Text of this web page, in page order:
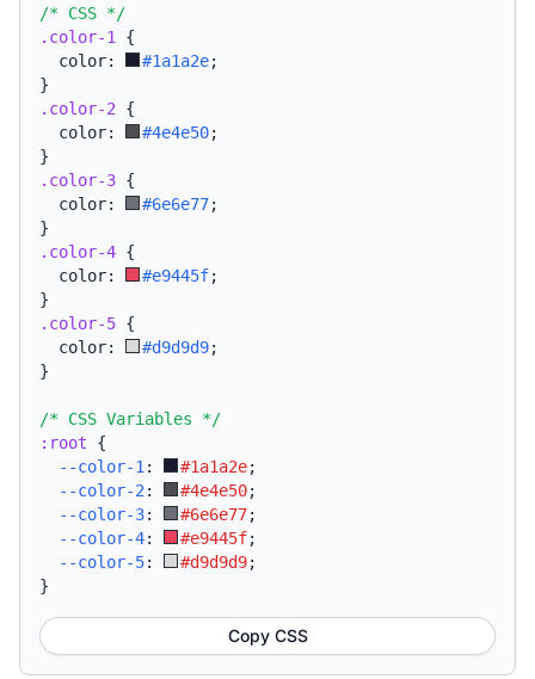
/* CSS */
.color-1
{
  color:
#1a1a2e;
}
.color-2 {
  color:
#4e4e50;
}
.color-3 {
  color:
#6e6e77;
}
.color-4 {
  color:
#e9445f;
}
.color-5 {
  color:
#d9d9d9;
}
/* CSS Variables */
:root {
--color-1 : #1a1a2e;
--color-2 : #4e4e50;
--color-3: #6e6e77;
--color-4: #e9445f;
--color-5: #d9d9d9;
}
Copy CSS